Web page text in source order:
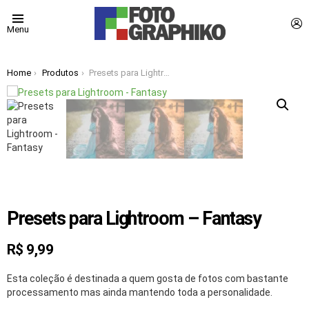
Menu
You are here:
Home Produtos Presets para Lightroom – Fantasy
Presets para Lightroom – Fantasy
R$ 9,99
Esta coleção é destinada a quem gosta de fotos com bastante
processamento mas ainda mantendo toda a personalidade.